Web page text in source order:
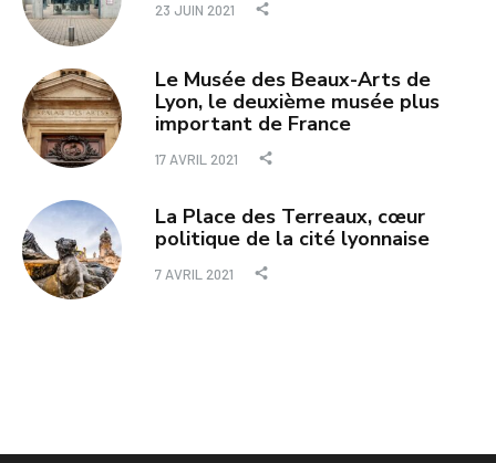
23 JUIN 2021
Le Musée des Beaux-Arts de
Lyon, le deuxième musée plus
important de France
17 AVRIL 2021
La Place des Terreaux, cœur
politique de la cité lyonnaise
7 AVRIL 2021